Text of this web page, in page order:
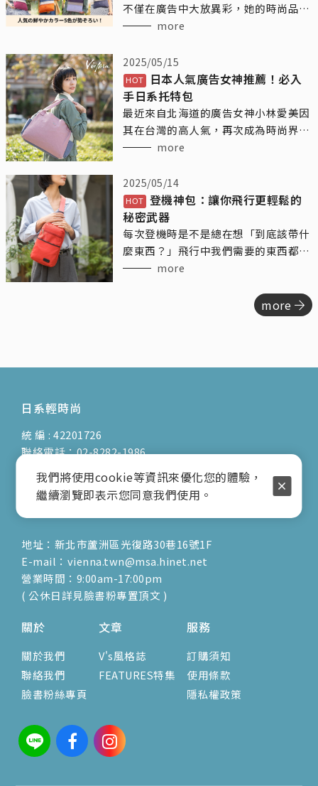
不僅在廣告中大放異彩，她的時尚品味
也引領了不少女性的潮流。近日，她背
方包，這款包包不僅簡約大方，還兼具
實用性，是她日常生活中的得力助手。
more
2025/05/15
日本人氣廣告女神推薦！必入
手日系托特包
最近來自北海道的廣告女神小林愛美因
其在台灣的高人氣，再次成為時尚界的
焦點。這位以廣告演員身份活躍的女
帶來了不少精彩的時尚演繹。
more
2025/05/14
登機神包：讓你飛行更輕鬆的
秘密武器
每次登機時是不是總在想「到底該帶什
麼東西？」飛行中我們需要的東西都挺
多的，水瓶、手機、耳機、零食、護膚
今天來跟你們聊聊「登機隨身包」這個
神奇的小夥伴，讓你的飛行不再糾結，
more
more
日系輕時尚
統 編 : 42201726
聯絡電話：02-8282-1986
行動電話：0917-904-677
( 客服陳小姐 )
地址：新北市蘆洲區光復路30巷16號1F
E-mail：vienna.twn@msa.hinet.net
營業時間：9:00am-17:00pm
( 公休日詳見臉書粉專置頂文 )
關於
關於我們
聯絡我們
臉書粉絲專頁
文章
V's風格誌
FEATURES特集
服務
訂購須知
使用條款
隱私權政策
我們將使用cookie等資訊來優化您的體驗，
繼續瀏覽即表示您同意我們使用。